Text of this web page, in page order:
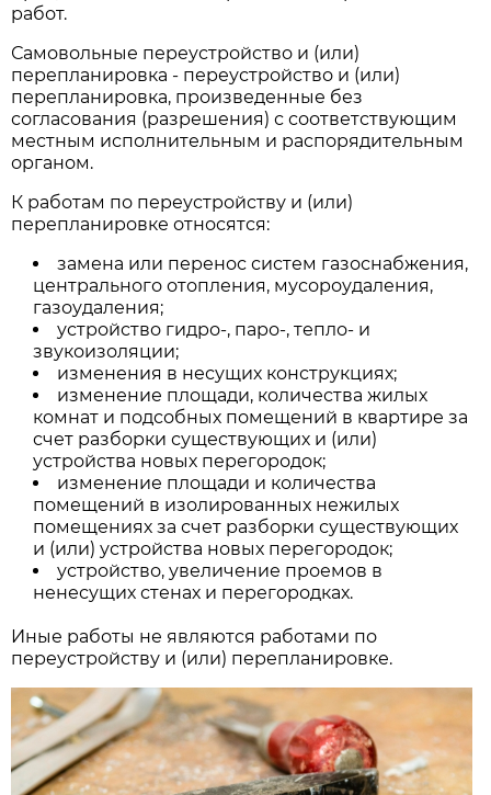
работ.
Самовольные переустройство и (или)
перепланировка - переустройство и (или)
перепланировка, произведенные без
согласования (разрешения) с соответствующим
местным исполнительным и распорядительным
органом.
К работам по переустройству и (или)
перепланировке относятся:
замена или перенос систем газоснабжения,
центрального отопления, мусороудаления,
газоудаления;
устройство гидро-, паро-, тепло- и
звукоизоляции;
изменения в несущих конструкциях;
изменение площади, количества жилых
комнат и подсобных помещений в квартире за
счет разборки существующих и (или)
устройства новых перегородок;
изменение площади и количества
помещений в изолированных нежилых
помещениях за счет разборки существующих
и (или) устройства новых перегородок;
устройство, увеличение проемов в
ненесущих стенах и перегородках.
Иные работы не являются работами по
переустройству и (или) перепланировке.